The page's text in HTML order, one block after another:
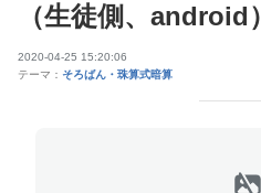
（生徒側、android）
2020-04-25 15:20:06
テーマ： そろばん・珠算式暗算